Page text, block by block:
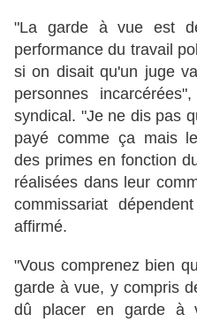
"La garde à vue est
performance du travail
si on disait qu'un juge
personnes
syndical. "Je ne dis pas
payé comme ça mais
des primes en fonction
réalisées dans leur
commissariat
affirmé.
"Vous comprenez bien
garde à vue, y compris
dû placer en garde à